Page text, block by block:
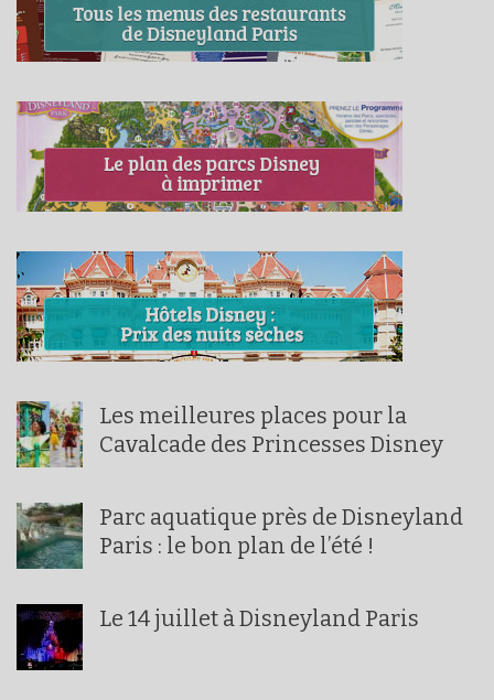
Les meilleures places pour la
Cavalcade des Princesses Disney
Parc aquatique près de Disneyland
Paris : le bon plan de l’été !
Le 14 juillet à Disneyland Paris